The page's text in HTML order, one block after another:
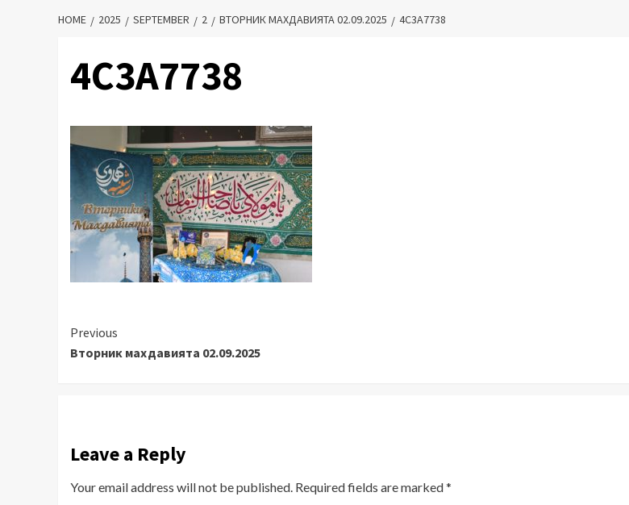
HOME 2025 SEPTEMBER 2 ВТОРНИК МАХДАВИЯТА 02.09.2025 4C3A7738
4C3A7738
Continue
Reading
Previous
Вторник махдавията 02.09.2025
Leave a Reply
Your email address will not be published. Required fields are marked*